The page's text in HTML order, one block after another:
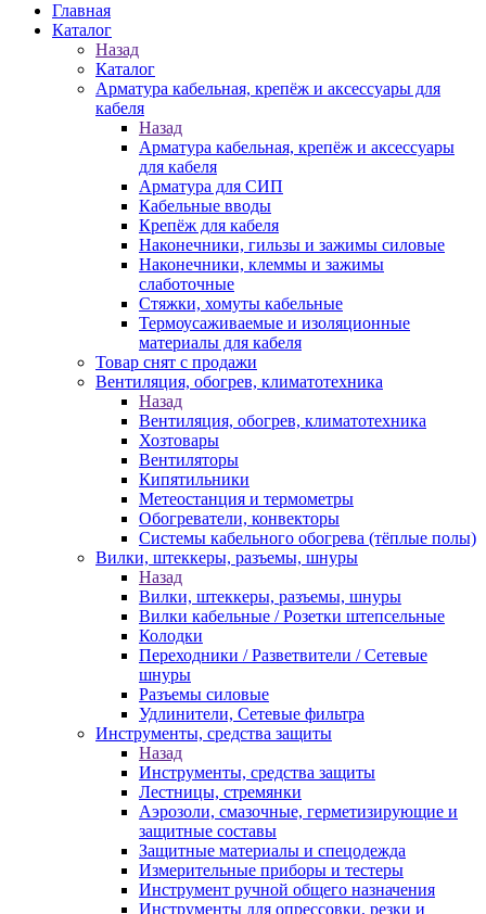
Главная
Каталог
Назад
Каталог
Арматура кабельная, крепёж и аксессуары для
кабеля
Назад
Арматура кабельная, крепёж и аксессуары
для кабеля
Арматура для СИП
Кабельные вводы
Крепёж для кабеля
Наконечники, гильзы и зажимы силовые
Наконечники, клеммы и зажимы
слаботочные
Стяжки, хомуты кабельные
Термоусаживаемые и изоляционные
материалы для кабеля
Товар снят с продажи
Вентиляция, обогрев, климатотехника
Назад
Вентиляция, обогрев, климатотехника
Хозтовары
Вентиляторы
Кипятильники
Метеостанция и термометры
Обогреватели, конвекторы
Системы кабельного обогрева (тёплые полы)
Вилки, штеккеры, разъемы, шнуры
Назад
Вилки, штеккеры, разъемы, шнуры
Вилки кабельные / Розетки штепсельные
Колодки
Переходники / Разветвители / Сетевые
шнуры
Разъемы силовые
Удлинители, Сетевые фильтра
Инструменты, средства защиты
Назад
Инструменты, средства защиты
Лестницы, стремянки
Аэрозоли, смазочные, герметизирующие и
защитные составы
Защитные материалы и спецодежда
Измерительные приборы и тестеры
Инструмент ручной общего назначения
Инструменты для опрессовки, резки и